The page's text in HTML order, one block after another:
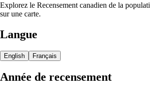
Explorez le Recensement canadien de la
sur une carte.
Langue
English Français
Année de recensement